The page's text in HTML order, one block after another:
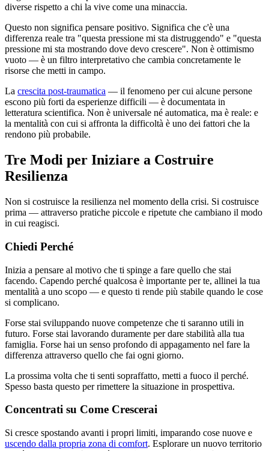
diverse rispetto a chi la vive come una minaccia.
Questo non significa pensare positivo. Significa che c'è una
differenza reale tra "questa pressione mi sta distruggendo" e "questa
pressione mi sta mostrando dove devo crescere". Non è ottimismo
vuoto — è un filtro interpretativo che cambia concretamente le
risorse che metti in campo.
La crescita post-traumatica — il fenomeno per cui alcune persone
escono più forti da esperienze difficili — è documentata in
letteratura scientifica. Non è universale né automatica, ma è reale: e
la mentalità con cui si affronta la difficoltà è uno dei fattori che la
rendono più probabile.
Tre Modi per Iniziare a Costruire
Resilienza
Non si costruisce la resilienza nel momento della crisi. Si costruisce
prima — attraverso pratiche piccole e ripetute che cambiano il modo
in cui reagisci.
Chiedi Perché
Inizia a pensare al motivo che ti spinge a fare quello che stai
facendo. Capendo perché qualcosa è importante per te, allinei la tua
mentalità a uno scopo — e questo ti rende più stabile quando le cose
si complicano.
Forse stai sviluppando nuove competenze che ti saranno utili in
futuro. Forse stai lavorando duramente per dare stabilità alla tua
famiglia. Forse hai un senso profondo di appagamento nel fare la
differenza attraverso quello che fai ogni giorno.
La prossima volta che ti senti sopraffatto, metti a fuoco il perché.
Spesso basta questo per rimettere la situazione in prospettiva.
Concentrati su Come Crescerai
Si cresce spostando avanti i propri limiti, imparando cose nuove e
uscendo dalla propria zona di comfort. Esplorare un nuovo territorio